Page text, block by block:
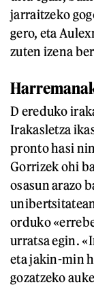
jarraitzeko
gero, eta
zuten izena
D ereduko
Irakasletza
pronto hasi
Gorrizek ohi
osasun arazo
orduko
urratsa egin.
eta jakin-min
gozatzeko